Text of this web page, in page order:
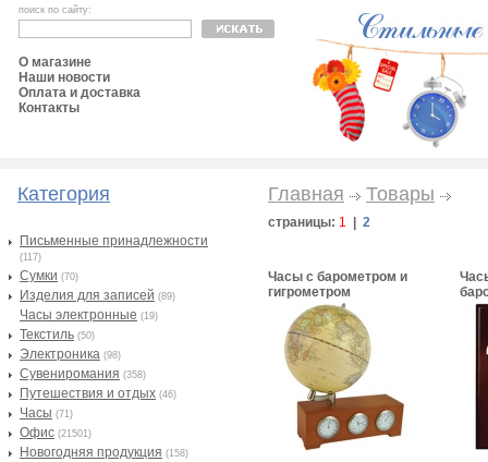
О магазине
Наши новости
Оплата и доставка
Контакты
поиск по сайту:
Категория
Письменные принадлежности
(117)
Сумки (70)
Изделия для записей (89)
Часы электронные (19)
Текстиль (50)
Электроника (98)
Сувениромания (358)
Путешествия и отдых (46)
Часы (71)
Офис (21501)
Новогодняя продукция (158)
Главная Товары
страницы: 1 2
Часы с барометром и
гигрометром